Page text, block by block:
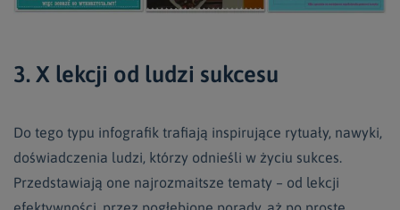
3. X lekcji od ludzi sukcesu
Do tego typu infografik trafiają inspirujące rytuały, nawyki,
doświadczenia ludzi, którzy odnieśli w życiu sukces.
Przedstawiają one najrozmaitsze tematy – od lekcji